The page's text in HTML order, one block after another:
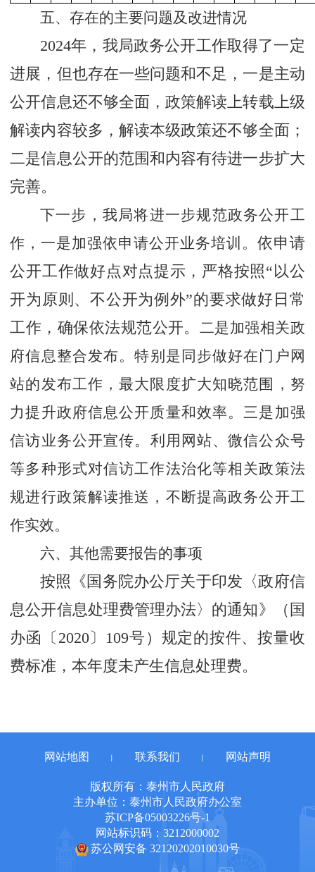
五、存在的主要问题及改进情况
2024年，我局政务公开工作取得了一定
进展，但也存在一些问题和不足，一是主动
公开信息还不够全面，政策解读上转载上级
解读内容较多，解读本级政策还不够全面；
二是信息公开的范围和内容有待进一步扩大
完善。
下一步，我局将进一步规范政务公开工
作， 一是加强依申请公开业务培训。 依申请
公开工作做好点对点提示，严格按照“以公
开为原则、不公开为例外”的要求做好日常
工作，确保依法规范公开。 二是加强相关政
府信息整合发布。特别是同步做好在门户网
站的发布工作，最大限度扩大知晓范围，努
力提升政府信息公开质量和效率。三是加强
信访业务公开宣传。 利用网站、微信公众号
等多种形式对信访工作法治化等相关政策法
规进行政策解读推送，不断提高政务公开工
作实效。
六、其他需要报告的事项
按照《国务院办公厅关于印发〈政府信
息公开信息处理费管理办法〉的通知》（国
办函〔 2020〕 109号）规定的按件、按量收
费标准，本年度未产生信息处理费。
网站地图 联系我们 网站声明
版权所有：泰州市人民政府
主办单位：泰州市人民政府办公室
苏ICP备05003226号-1
网站标识码：3212000002
苏公网安备 32120202010030号